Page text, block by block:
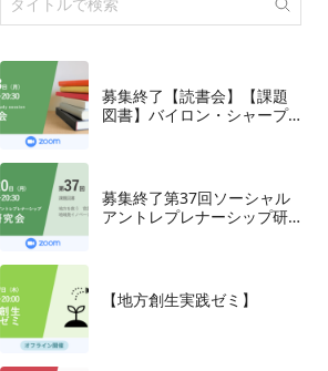
募集終了【読書会】【課題
図書】バイロン・シャープ
版、2018年
募集終了第37回ソーシャル
アントレプレナーシップ研
【地方創生実践ゼミ】